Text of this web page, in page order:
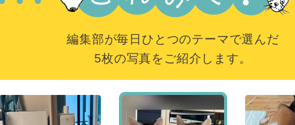
編集部が毎日ひとつのテーマで選んだ
5枚の写真をご紹介します。